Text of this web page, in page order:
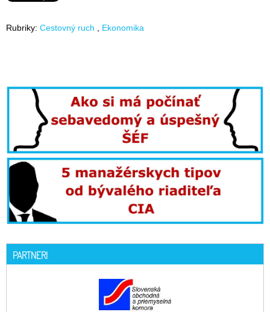
Rubriky: Cestovný ruch Ekonomika
PARTNERI